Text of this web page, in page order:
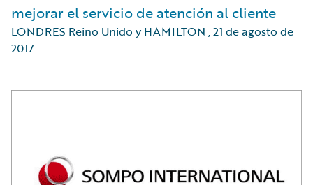
mejorar el servicio de atención al cliente
LONDRES Reino Unido y HAMILTON ,21 de agosto de
2017